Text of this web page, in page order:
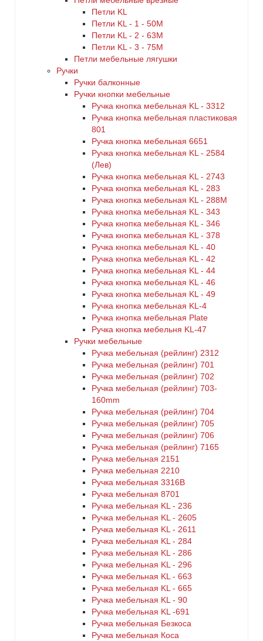
Петли KL
Петли KL - 1 - 50M
Петли KL - 2 - 63M
Петли KL - 3 - 75M
Петли мебельные лягушки
Ручки
Ручки балконные
Ручки кнопки мебельные
Ручка кнопка мебельная KL - 3312
Ручка кнопка мебельная пластиковая
801
Ручка кнопка мебельная 6651
Ручка кнопка мебельная KL - 2584
(Лев)
Ручка кнопка мебельная KL - 2743
Ручка кнопка мебельная KL - 283
Ручка кнопка мебельная KL - 288M
Ручка кнопка мебельная KL - 343
Ручка кнопка мебельная KL - 346
Ручка кнопка мебельная KL - 378
Ручка кнопка мебельная KL - 40
Ручка кнопка мебельная KL - 42
Ручка кнопка мебельная KL - 44
Ручка кнопка мебельная KL - 46
Ручка кнопка мебельная KL - 49
Ручка кнопка мебельная KL-4
Ручка кнопка мебельная Plate
Ручка кнопка мебельня KL-47
Ручки мебельные
Ручка мебельная (рейлинг) 2312
Ручка мебельная (рейлинг) 701
Ручка мебельная (рейлинг) 702
Ручка мебельная (рейлинг) 703-
160mm
Ручка мебельная (рейлинг) 704
Ручка мебельная (рейлинг) 705
Ручка мебельная (рейлинг) 706
Ручка мебельная (рейлинг) 7165
Ручка мебельная 2151
Ручка мебельная 2210
Ручка мебельная 3316B
Ручка мебельная 8701
Ручка мебельная KL - 236
Ручка мебельная KL - 2605
Ручка мебельная KL - 2611
Ручка мебельная KL - 284
Ручка мебельная KL - 286
Ручка мебельная KL - 296
Ручка мебельная KL - 663
Ручка мебельная KL - 665
Ручка мебельная KL - 90
Ручка мебельная KL -691
Ручка мебельная Безкоса
Ручка мебельная Коса